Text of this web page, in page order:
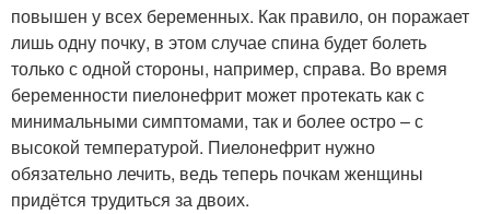
повышен у всех беременных. Как правило, он поражает
лишь одну почку, в этом случае спина будет болеть
только с одной стороны, например, справа. Во время
беременности пиелонефрит может протекать как с
минимальными симптомами, так и более остро – с
высокой температурой. Пиелонефрит нужно
обязательно лечить, ведь теперь почкам женщины
придётся трудиться за двоих.